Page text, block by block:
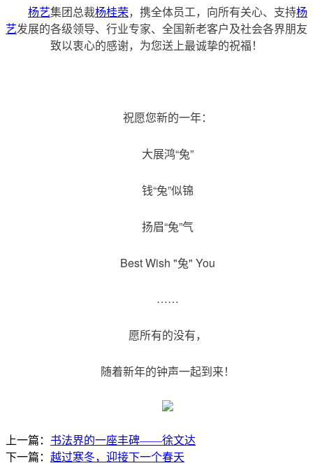
杨艺集团总裁杨桂荣，携全体员工，向所有关心、支持杨
艺发展的各级领导、行业专家、全国新老客户及社会各界朋友
致以衷心的感谢，为您送上最诚挚的祝福！
	祝愿您新的一年：
	大展鸿“兔”
	钱“兔”似锦
	扬眉“兔”气
	Best Wish "兔" You
	……
	愿所有的没有，
	随着新年的钟声一起到来！
上一篇： 书法界的一座丰碑——徐文达
下一篇： 越过寒冬，迎接下一个春天